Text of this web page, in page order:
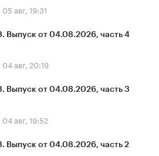
05 авг, 19:31
Выпуск от 04.08.2026, часть 4
04 авг, 20:19
Выпуск от 04.08.2026, часть 3
04 авг, 19:52
Выпуск от 04.08.2026, часть 2